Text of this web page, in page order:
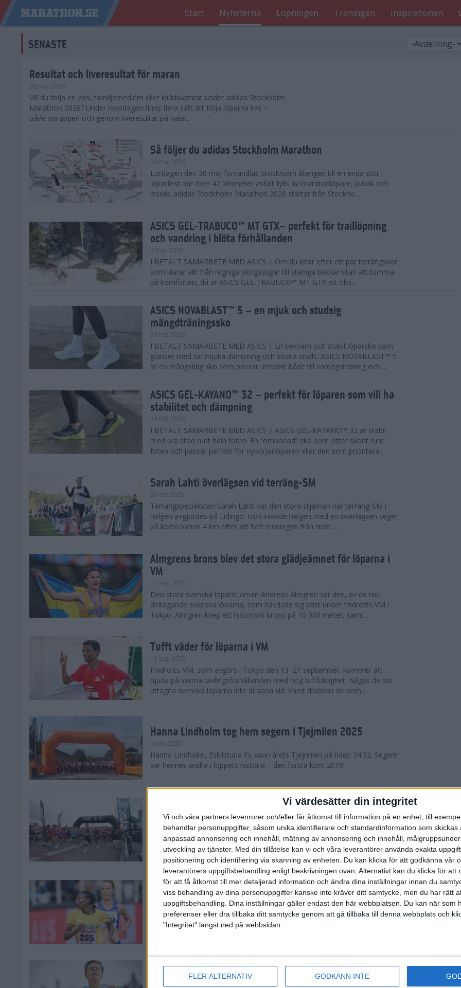
Vi värdesätter din integritet
Vi och våra partners levenrorer och/eller får åtkomst till information på en enhet, till
behandlar personuppgifter, såsom unika identifierare och standardinformation som skickas
anpassad annonsering och innehåll, mätning av annonsering och innehåll,
utveckling av tjänster. Med din tillåtelse kan vi och våra leverantörer använda exakta
positionering och identifiering via skanning av enheten. Du kan klicka för att godkänna vår
leverantörers uppgiftsbehandling enligt beskrivningen ovan. Alternativt kan du klicka för att
för att få åtkomst till mer detaljerad information och ändra dina inställningar innan du
viss behandling av dina personuppgifter kanske inte kräver ditt samtycke, men du har rätt
uppgiftsbehandling. Dina inställningar gäller endast den här webbplatsen. Du kan när som
preferenser eller dra tillbaka ditt samtycke genom att gå tillbaka till denna webbplats och
"Integritet" längst ned på webbsidan.
FLER ALTERNATIV GODKÄNN INTE
Start Nyheterna Löpningen Träningen Inspirationen
SENASTE
Resultat och liveresultat för maran
28 maj 2026
​Vill du följa en vän, familjemedlem eller klubbkamrat under adidas Stockholm
Marathon 2026? Under loppdagen finns flera sätt att följa löparna live –
både via appen och genom liveresultat på nätet.
Så följer du adidas Stockholm Marathon
28 maj 2026
Lördagen den 30 maj förvandlas Stockholm återigen till en enda stor
löparfest när över 42 kilometer asfalt fylls av maratonlöpare, publik och
musik. adidas Stockholm Marathon 2026 startar från Stockho...
ASICS GEL-TRABUCO™ MT GTX– perfekt för traillöpning
och vandring i blöta förhållanden
4 mar 2026
I BETALT SAMARBETE MED ASICS | Om du letar efter ett par terrängskor
som klarar allt från regniga skogsstigar till steniga backar utan att tumma
på komforten, då är ASICS GEL-TRABUCO™ MT GTX ett rikti...
ASICS NOVABLAST™ 5 – en mjuk och studsig
mängdträningssko
25 feb 2026
I BETALT SAMARBETE MED ASICS | En bekväm och stabil löparsko som
glänser med sin mjuka dämpning och sköna studs. ASICS NOVABLAST™ 5
är en mångsidig sko som passar utmärkt både till vardagsträning och ...
ASICS GEL-KAYANO™ 32 – perfekt för löparen som vill ha
stabilitet och dämpning
24 feb 2026
I BETALT SAMARBETE MED ASICS | ASICS GEL-KAYANO™ 32 är stabil
med bra stöd runt hela foten. En ”ombonad” sko som sitter skönt runt
foten och passar perfekt för nybörjarlöparen eller den som prioritera...
Sarah Lahti överlägsen vid terräng-SM
20 okt 2025
Terrängspecialisten Sarah Lahti var den stora stjärnan när terräng-SM i
helgen avgjordes på Lidingö. Hon inledde helgen med en överlägsen seger
på korta banan 4 km efter att haft ledningen från start ...
Almgrens brons blev det stora glädjeämnet för löparna i
VM
23 sep 2025
Den stora svenska löparstjärnan Andreas Almgren var den, av de nio
deltagande svenska löparna, som hävdade sig bäst under friidrotts-VM i
Tokyo. Almgren knep ett historiskt brons på 10 000 meter, samt...
Tufft väder för löparna i VM
11 sep 2025
Friidrotts-VM, som avgörs i Tokyo den 13–21 september, kommer att
bjuda på varma tävlingsförhållanden med hög luftfuktighet. Något de nio
uttagna svenska löparna inte är vana vid. Värst drabbas de som...
Hanna Lindholm tog hem segern i Tjejmilen 2025
6 sep 2025
Hanna Lindholm, Eskilstuna FI, vann årets Tjejmilen på tiden 34:32. Segern
var hennes andra i loppets historia – den första kom 2019.
Snabbaste segertiden på 12 år i rekordstort adidas
Stockholm Halvmaraton
30 aug 2025
Ett slutsålt och rekordstort adidas Stockholm Halvmaraton avgjordes i
nästintill perfekt löparväder. 18 grader, mulet och väldigt lite vind. Totalt
var 19,866 löpare anmälda, varav 15,807 kom till sta...
Löparna viktiga när Sverige vann Finnkampen
26 aug 2025
Den hundrade upplagan av Finnkampen, världens äldsta och största
landskamp i friidrott, avgjordes inför fullsatta läktare på Stockholms
Svenskt rekord när Almgren testade VM-formen